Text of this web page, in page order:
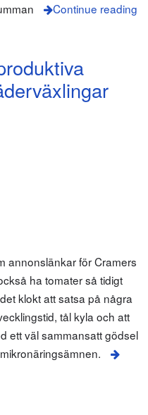
Continue reading
annonslänkar för Cramers
ha tomater så tidigt
klokt att satsa på några
tål kyla och att
ett väl sammansatt gödsel